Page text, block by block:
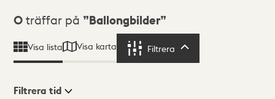
Sökresultat
0 träffar på Ballongbilder
Visa lista Visa karta Filtrera
Filtrera tid